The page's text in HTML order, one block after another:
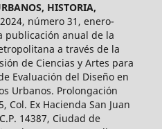
HISTORIA,
número 31, enero-
publicación anual de la
a través de la
de Ciencias y Artes para
Evaluación del Diseño en
Urbanos. Prolongación
Col. Ex Hacienda San Juan
14387, Ciudad de